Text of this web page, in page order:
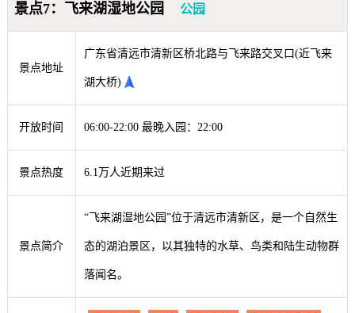
景点7：飞来湖湿地公园 公园
景点地址
广东省清远市清新区桥北路与飞来路交叉口(近飞来
湖大桥)
开放时间 06:00-22:00 最晚入园：22:00
景点热度 6.1万人近期来过
景点简介
“飞来湖湿地公园”位于清远市清新区，是一个自然生
态的湖泊景区，以其独特的水草、鸟类和陆生动物群
落闻名。